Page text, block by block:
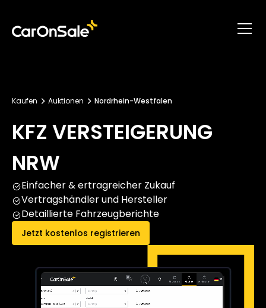
Kaufen Auktionen Nordrhein-Westfalen
KFZ VERSTEIGERUNG
NRW
Einfacher & ertragreicher Zukauf
Vertragshändler und Hersteller
Detaillierte Fahrzeugberichte
Jetzt kostenlos registrieren